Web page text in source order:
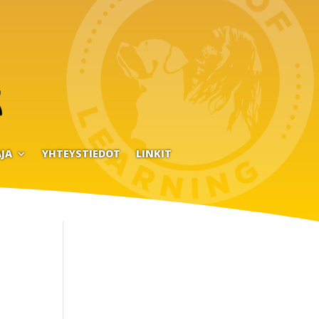
YHTEYSTIEDOT LINKIT